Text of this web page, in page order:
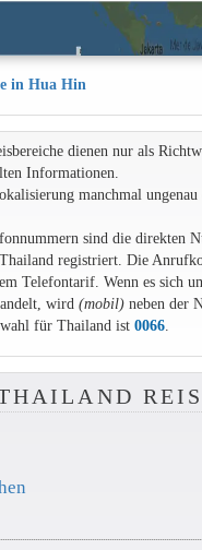
in Hua Hin
dienen nur als
Informationen.
manchmal
sind die direkten
registriert. Die
Telefontarif. Wenn es sich
wird (mobil)neben der
für Thailand ist 0066.